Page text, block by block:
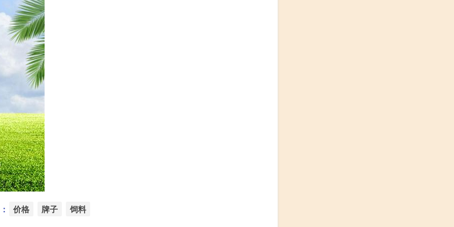
价格 牌子 饲料